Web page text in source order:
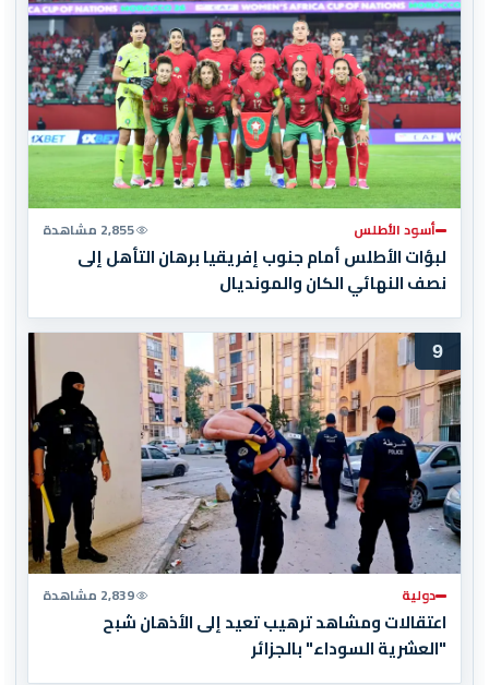
أسود الأطلس 2,855 مشاهدة
لبؤات الأطلس أمام جنوب إفريقيا برهان التأهل إلى
نصف النهائي الكان والمونديال
9
دولية 2,839 مشاهدة
اعتقالات ومشاهد ترهيب تعيد إلى الأذهان شبح
"العشرية السوداء" بالجزائر